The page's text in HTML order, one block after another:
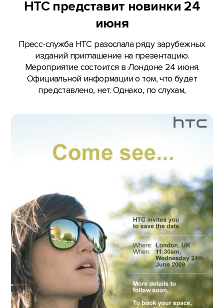
HTC представит новинки 24
июня
Пресс-служба HTC разослала ряду зарубежных
изданий приглашение на презентацию.
Мероприятие состоится в Лондоне 24 июня.
Официальной информации о том, что будет
представлено, нет. Однако, по слухам,